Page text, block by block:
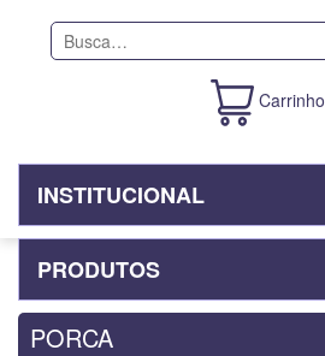
Carrinho
INSTITUCIONAL
PRODUTOS
PORCA